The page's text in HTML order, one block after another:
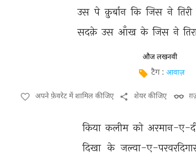
उस पे क़ुर्बान कि जिस ने तिरी
सदक़े उस आँख के जिस ने
औज लखनवी
टैग : आवाज़
अपने फ़ेवरेट में शामिल कीजिए शेयर कीजिए
किया कलीम को अरमान-ए-
दिखा के जल्वा-ए-